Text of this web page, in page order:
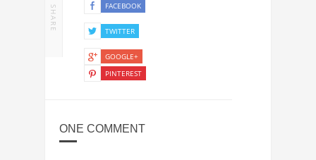
SHARE FACEBOOK
TWITTER
GOOGLE+
PINTEREST
ONE COMMENT